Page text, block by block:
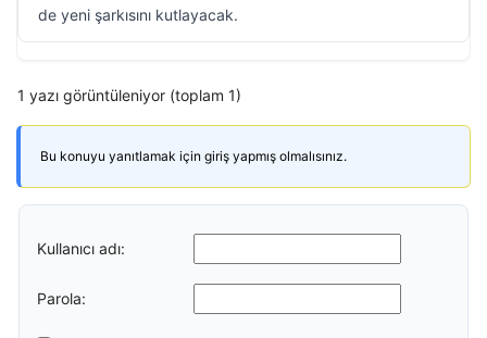
de yeni şarkısını kutlayacak.
1 yazı görüntüleniyor (toplam 1)
Bu konuyu yanıtlamak için giriş yapmış olmalısınız.
Kullanıcı adı:
Parola: